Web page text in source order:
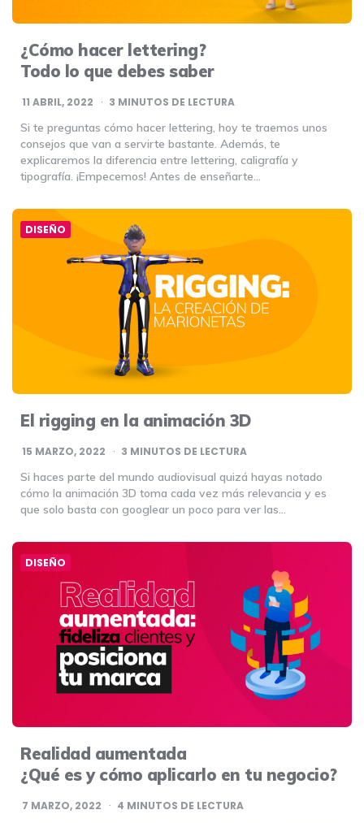
¿Cómo hacer lettering?
Todo lo que debes saber
11 ABRIL, 2022 3 MINUTOS DE LECTURA
Si te preguntas cómo hacer lettering, hoy te traemos unos
consejos que van a servirte bastante. Además, te
explicaremos la diferencia entre lettering, caligrafía y
tipografía. ¡Empecemos! Antes de enseñarte…
DISEÑO
El rigging en la animación 3D
15 MARZO, 2022 3 MINUTOS DE LECTURA
Si haces parte del mundo audiovisual quizá hayas notado
cómo la animación 3D toma cada vez más relevancia y es
que solo basta con googlear un poco para ver las…
DISEÑO
Realidad aumentada
¿Qué es y cómo aplicarlo en tu negocio?
7 MARZO, 2022 4 MINUTOS DE LECTURA